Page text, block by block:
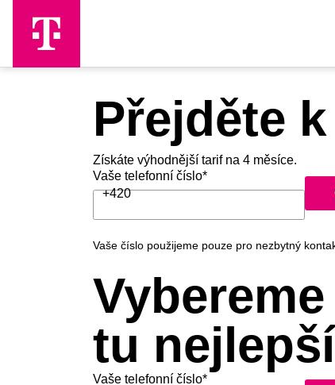
Přejděte
Získáte výhodnější tarif na 4 měsíce.
Vaše telefonní číslo*
+420
Vaše číslo použijeme pouze pro nezbytný
tu
Vaše telefonní číslo*